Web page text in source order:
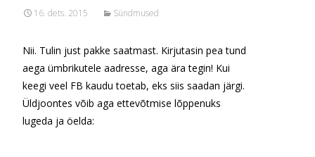
16. dets. 2015 Sündmused
Nii. Tulin just pakke saatmast. Kirjutasin pea tund
aega ümbrikutele aadresse, aga ära tegin! Kui
keegi veel FB kaudu toetab, eks siis saadan järgi.
Üldjoontes võib aga ettevõtmise lõppenuks
lugeda ja öelda: